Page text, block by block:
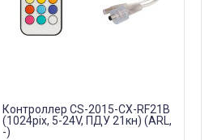
Контроллер CS-2015-CX-RF21B
(1024pix, 5-24V, ПДУ 21кн) (ARL,
-)